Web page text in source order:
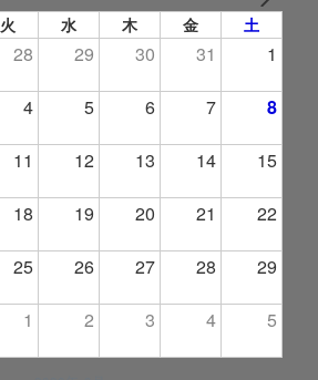
火 水 木 金 土
28 29 30 31 1
4 5 6 7 8
11 12 13 14 15
18 19 20 21 22
25 26 27 28 29
1 2 3 4 5